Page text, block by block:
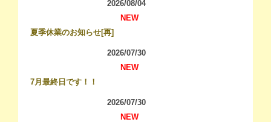
2026/08/04
NEW
夏季休業のお知らせ[再]
2026/07/30
NEW
7月最終日です！！
2026/07/30
NEW